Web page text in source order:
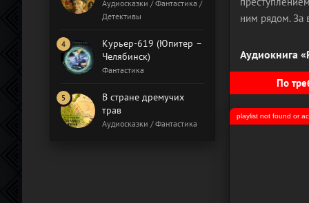
ним рядом. За
Аудиокнига
По
playlist not found or
Бал газовщиков
Аудиосказки / Фантастика /
Детективы
Курьер-619 (Юпитер –
Челябинск)
Фантастика
В стране дремучих
трав
Аудиосказки / Фантастика